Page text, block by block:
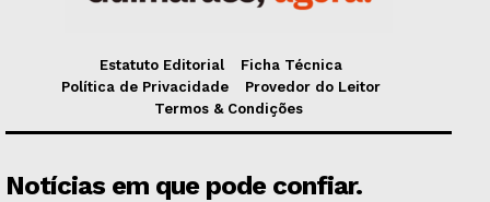
Estatuto Editorial
Ficha Técnica
Política de Privacidade
Provedor do Leitor
Termos & Condições
Notícias em que pode confiar.